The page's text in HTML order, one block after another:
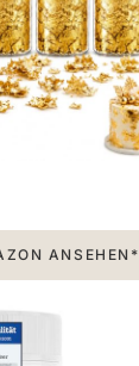
ANSEHEN*